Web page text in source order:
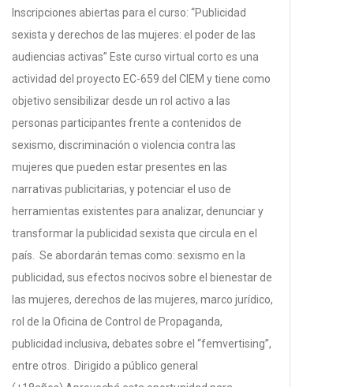
Inscripciones abiertas para el curso: “Publicidad
sexista y derechos de las mujeres: el poder de las
audiencias activas” Este curso virtual corto es una
actividad del proyecto EC-659 del CIEM y tiene como
objetivo sensibilizar desde un rol activo a las
personas participantes frente a contenidos de
sexismo, discriminación o violencia contra las
mujeres que pueden estar presentes en las
narrativas publicitarias, y potenciar el uso de
herramientas existentes para analizar, denunciar y
transformar la publicidad sexista que circula en el
país. Se abordarán temas como: sexismo en la
publicidad, sus efectos nocivos sobre el bienestar de
las mujeres, derechos de las mujeres, marco jurídico,
rol de la Oficina de Control de Propaganda,
publicidad inclusiva, debates sobre el “femvertising”,
entre otros. Dirigido a público general